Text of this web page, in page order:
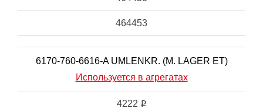
464453
6170-760-6616-A UMLENKR. (M. LAGER ET)
Используется в агрегатах
4222 i